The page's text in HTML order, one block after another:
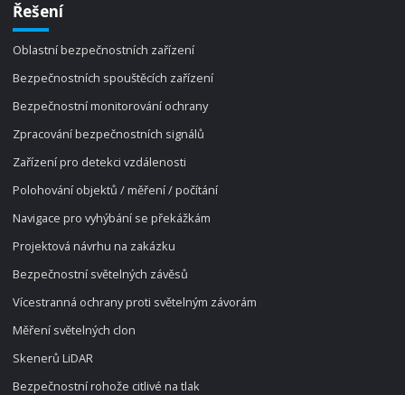
Řešení
Oblastní bezpečnostních zařízení
Bezpečnostních spouštěcích zařízení
Bezpečnostní monitorování ochrany
Zpracování bezpečnostních signálů
Zařízení pro detekci vzdálenosti
Polohování objektů / měření / počítání
Navigace pro vyhýbání se překážkám
Projektová návrhu na zakázku
Bezpečnostní světelných závěsů
Vícestranná ochrany proti světelným závorám
Měření světelných clon
Skenerů LiDAR
Bezpečnostní rohože citlivé na tlak